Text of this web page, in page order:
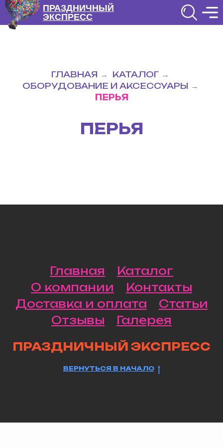
ПРАЗДНИЧНЫЙ
ЭКСПРЕСС
ГЛАВНАЯ → КАТАЛОГ →
ОБОРУДОВАНИЕ И АКСЕССУАРЫ →
ПЕРЬЯ
ПЕРЬЯ
Главная
Каталог
О компании
Контакты
Доставка и оплата
Статьи
Отзывы
Галерея
ПРАЗДНИЧНЫЙ ЭКСПРЕСС
ВЕРНУТЬСЯ В НАЧАЛО